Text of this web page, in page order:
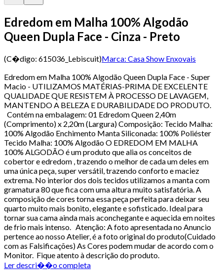
Edredom em Malha 100% Algodão
Queen Dupla Face - Cinza - Preto
(C�digo: 615036_Lebiscuit)Marca: Casa Show Enxovais
Edredom em Malha 100% Algodão Queen Dupla Face - Super
Macio - UTILIZAMOS MATÉRIAS-PRIMA DE EXCELENTE
QUALIDADE QUE RESISTEM À PROCESSO DE LAVAGEM,
MANTENDO A BELEZA E DURABILIDADE DO PRODUTO.
Contém na embalagem: 01 Edredom Queen 2,40m
(Comprimento) x 2,20m (Largura) Composição: Tecido Malha:
100% Algodão Enchimento Manta Siliconada: 100% Poliéster
Tecido Malha: 100% Algodão O EDREDOM EM MALHA
100% ALGODÃO é um produto que alia os conceitos de
cobertor e edredom , trazendo o melhor de cada um deles em
uma única peça, super versátil, trazendo conforto e maciez
extrema. No interior dos dois tecidos utilizamos a manta com
gramatura 80 que fica com uma altura muito satisfatória. A
composição de cores torna essa peça perfeita para deixar seu
quarto muito mais bonito, elegante e sofisticado. Ideal para
tornar sua cama ainda mais aconchegante e aquecida em noites
de frio mais intenso. Atenção: A foto apresentada no Anuncio
pertence ao nosso Atelier, é a foto original do produto(Cuidado
com as Falsificações) As Cores podem mudar de acordo com o
Monitor. Fique atento à descrição do produto.
Ler descri��o completa